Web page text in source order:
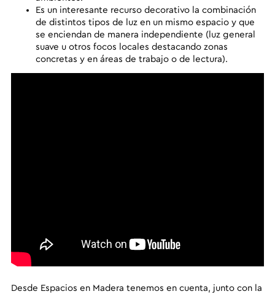
Es un interesante recurso decorativo la combinación
de distintos tipos de luz en un mismo espacio y que
se enciendan de manera independiente (luz general
suave u otros focos locales destacando zonas
concretas y en áreas de trabajo o de lectura).
Desde Espacios en Madera tenemos en cuenta, junto con la